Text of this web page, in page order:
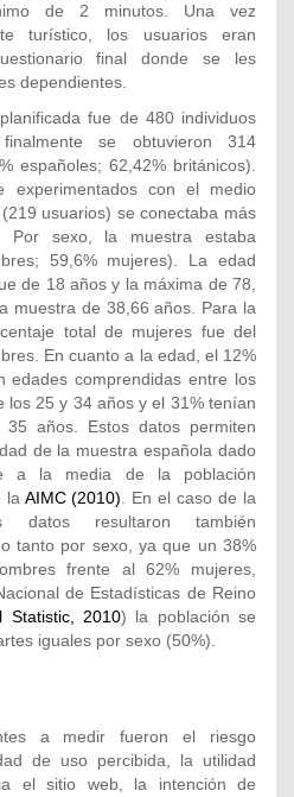
de 2 minutos. Una vez
turístico, los usuarios eran
final donde se les
dependientes.
fue de 480 individuos
se obtuvieron 314
españoles; 62,42% británicos).
experimentados con el medio
usuarios) se conectaba más
sexo, la muestra estaba
59,6% mujeres). La edad
de 18 años y la máxima de 78,
muestra de 38,66 años. Para la
total de mujeres fue del
En cuanto a la edad, el 12%
edades comprendidas entre los
los 25 y 34 años y el 31% tenían
años. Estos datos permiten
de la muestra española dado
a la media de la población
la AIMC (2010). En el caso de la
datos resultaron también
tanto por sexo, ya que un 38%
frente al 62% mujeres,
de Estadísticas de Reino
Statistic, 2010) la población se
iguales por sexo (50%).
a medir fueron el riesgo
de uso percibida, la utilidad
el sitio web, la intención de